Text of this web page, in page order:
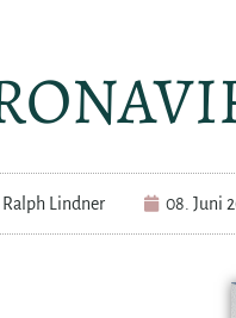
Ralph Lindner 08. Juni